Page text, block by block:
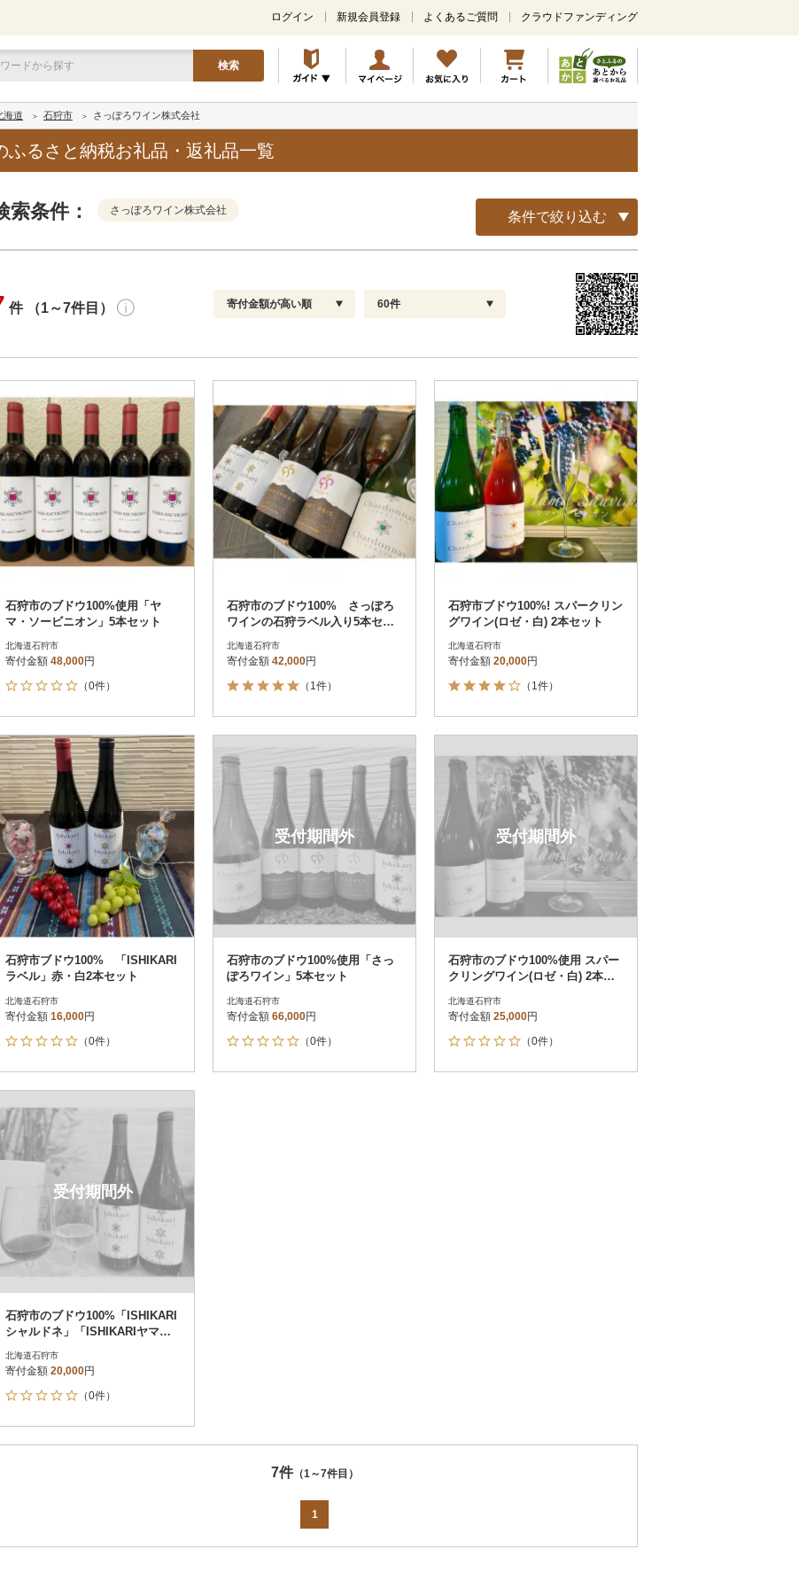
メ
ン
コ
ン
ログイン 新規会員登録 よくあるご質問 クラウドファンディング
検索
海道 石狩市 さっぽろワイン株式会社
ふるさと納税お礼品・返礼品一覧
索条件： さっぽろワイン株式会社 条件で絞り込む
寄付金額
決済方法 解除
PayPay
クレジットカード決済
Amazon Pay
楽天ペイ
メルペイ
コンビニ支払い
ソフトバンクまとめて支払い
au PAY（auかんたん決済）
金融機関(Pay-easy決済)
発送種別 解除 配送指定 解除
その他 解除
さとふる限定のお礼品
定期便
さとふるアプリdeワンストップ申請
対象
結果を見る（
件 （1～7件目） 寄付金額が高い順
レビュー評価順
寄付金額が高い順
寄付金額が低い順
60件
120
石狩市のブドウ100%使用「ヤ
マ・ソービニオン」5本セット
北海道石狩市
寄付金額 48,000円
（0件）
石狩市のブドウ100% さっぽろ
ワインの石狩ラベル入り5本セッ
ト
北海道石狩市
寄付金額 42,000円
（1件）
石狩市ブドウ100%! スパークリン
グワイン(ロゼ・白) 2本セット
北海道石狩市
寄付金額 20,000円
（1件）
石狩市ブドウ100% 「ISHIKARI
ラベル」赤・白2本セット
北海道石狩市
寄付金額 16,000円
（0件）
受付期間外
石狩市のブドウ100%使用「さっ
ぽろワイン」5本セット
北海道石狩市
寄付金額 66,000円
（0件）
受付期間外
石狩市のブドウ100%使用 スパー
クリングワイン(ロゼ・白) 2本セ
北海道石狩市
寄付金額 25,000円
（0件）
受付期間外
石狩市のブドウ100%「ISHIKARI
シャルドネ」「ISHIKARIヤマ・
北海道石狩市
寄付金額 20,000円
（0件）
7件（1～7件目）
1